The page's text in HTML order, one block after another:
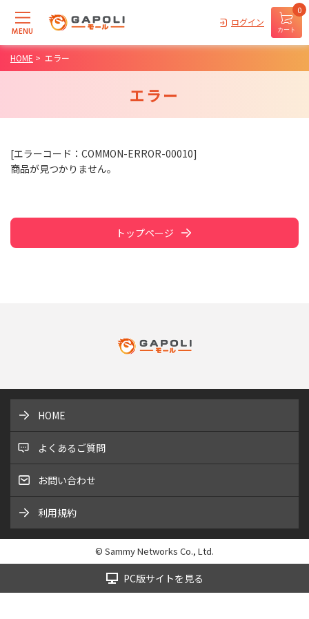
MENU
ログイン
カート
0
HOME > エラー
エラー
[エラーコード：COMMON-ERROR-00010]
商品が見つかりません。
トップページ
HOME
よくあるご質問
お問い合わせ
利用規約
© Sammy Networks Co., Ltd.
PC版サイトを見る